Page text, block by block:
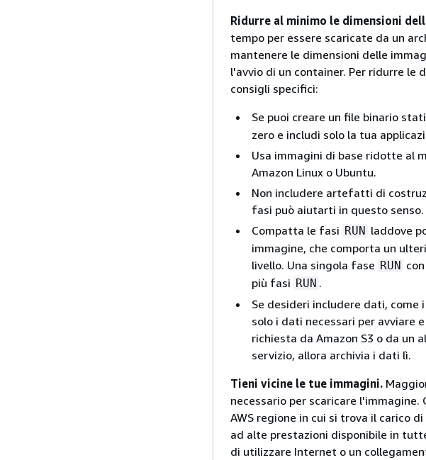
Ridurre al minimo le dimensioni
tempo per essere scaricate da un
mantenere le dimensioni delle
l'avvio di un container. Per ridurre le
consigli specifici:
Se puoi creare un file binario
zero e includi solo la tua
Usa immagini di base ridotte al
Amazon Linux o Ubuntu.
Non includere artefatti di
fasi può aiutarti in questo senso.
Compatta le fasi RUN laddove
immagine, che comporta un
livello. Una singola fase RUN
più fasi RUN .
Se desideri includere dati,
solo i dati necessari per avviare
richiesta da Amazon S3 o da un
servizio, allora archivia i dati lì.
Tieni vicine le tue immagini.
necessario per scaricare
AWS regione in cui si trova il carico
ad alte prestazioni disponibile in
di utilizzare Internet o un